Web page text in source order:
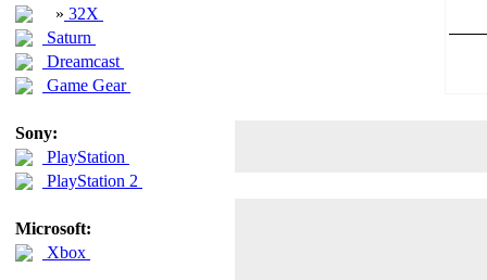
» 32X
Saturn
Dreamcast
Game Gear
Sony:
PlayStation
PlayStation 2
Microsoft:
Xbox